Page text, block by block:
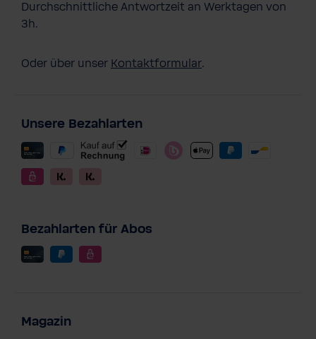
Durchschnittliche Antwortzeit an Werktagen von
3h.
Oder über unser Kontaktformular.
Unsere Bezahlarten
Bezahlarten für Abos
Magazin